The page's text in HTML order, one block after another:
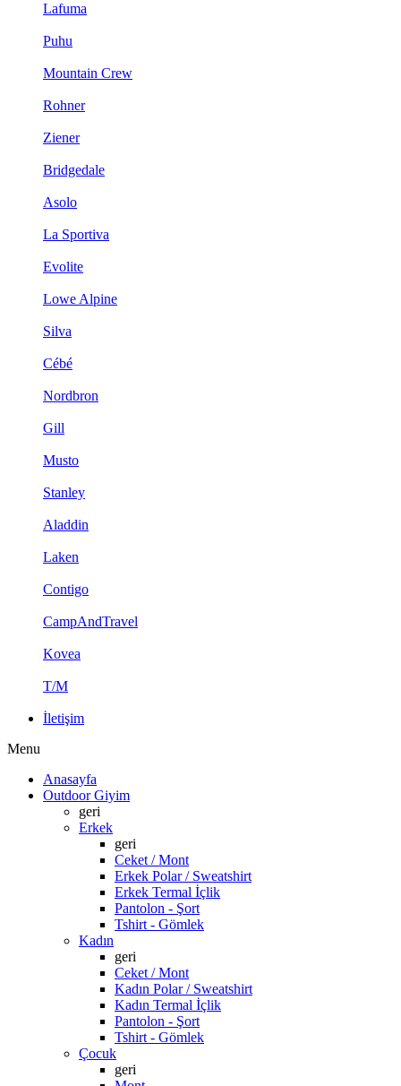
Lafuma
Puhu
Mountain Crew
Rohner
Ziener
Bridgedale
Asolo
La Sportiva
Evolite
Lowe Alpine
Silva
Cébé
Nordbron
Gill
Musto
Stanley
Aladdin
Laken
Contigo
CampAndTravel
Kovea
T/M
İletişim
Menu
Anasayfa
Outdoor Giyim
geri
Erkek
geri
Ceket / Mont
Erkek Polar / Sweatshirt
Erkek Termal İçlik
Pantolon - Şort
Tshirt - Gömlek
Kadın
geri
Ceket / Mont
Kadın Polar / Sweatshirt
Kadın Termal İçlik
Pantolon - Şort
Tshirt - Gömlek
Çocuk
geri